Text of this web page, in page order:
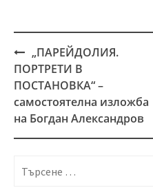
Post
navigation
„ПАРЕЙДОЛИЯ.
ПОРТРЕТИ В
ПОСТАНОВКА“ –
самостоятелна изложба
на Богдан Александров
за: